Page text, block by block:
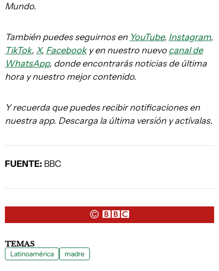
Mundo.
También puedes seguirnos en YouTube, Instagram,
TikTok, X, Facebooky en nuestro nuevo canal de
WhatsApp, donde encontrarás noticias de última
hora y nuestro mejor contenido.
Y recuerda que puedes recibir notificaciones en
nuestra app. Descarga la última versión y actívalas.
FUENTE: BBC
TEMAS
Latinoamérica madre